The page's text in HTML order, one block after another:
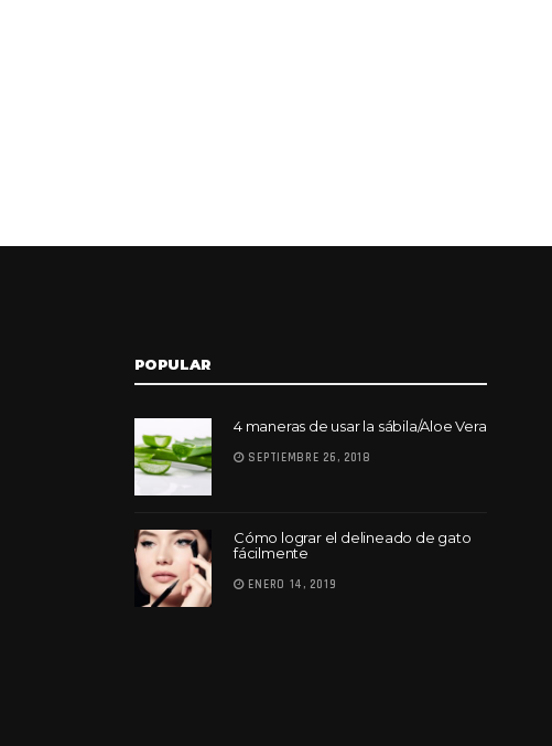
POPULAR
4 maneras de usar la sábila/Aloe Vera
SEPTIEMBRE 26, 2018
Cómo lograr el delineado de gato
fácilmente
ENERO 14, 2019